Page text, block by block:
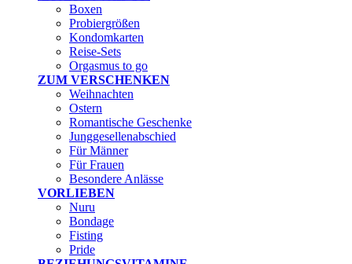
Boxen
Probiergrößen
Kondomkarten
Reise-Sets
Orgasmus to go
ZUM VERSCHENKEN
Weihnachten
Ostern
Romantische Geschenke
Junggesellenabschied
Für Männer
Für Frauen
Besondere Anlässe
VORLIEBEN
Nuru
Bondage
Fisting
Pride